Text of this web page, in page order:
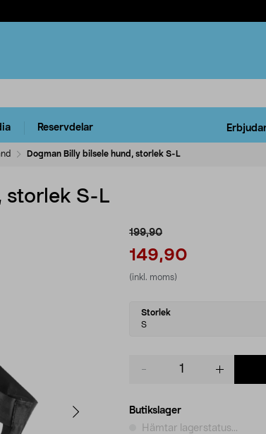
Reservdelar
Dogman Billy bilsele hund, storlek S-L
storlek S-L
199,90
149,90
(inkl. moms)
Select
variant
Storlek
S
Butikslager
Hämtar lagerstatus...